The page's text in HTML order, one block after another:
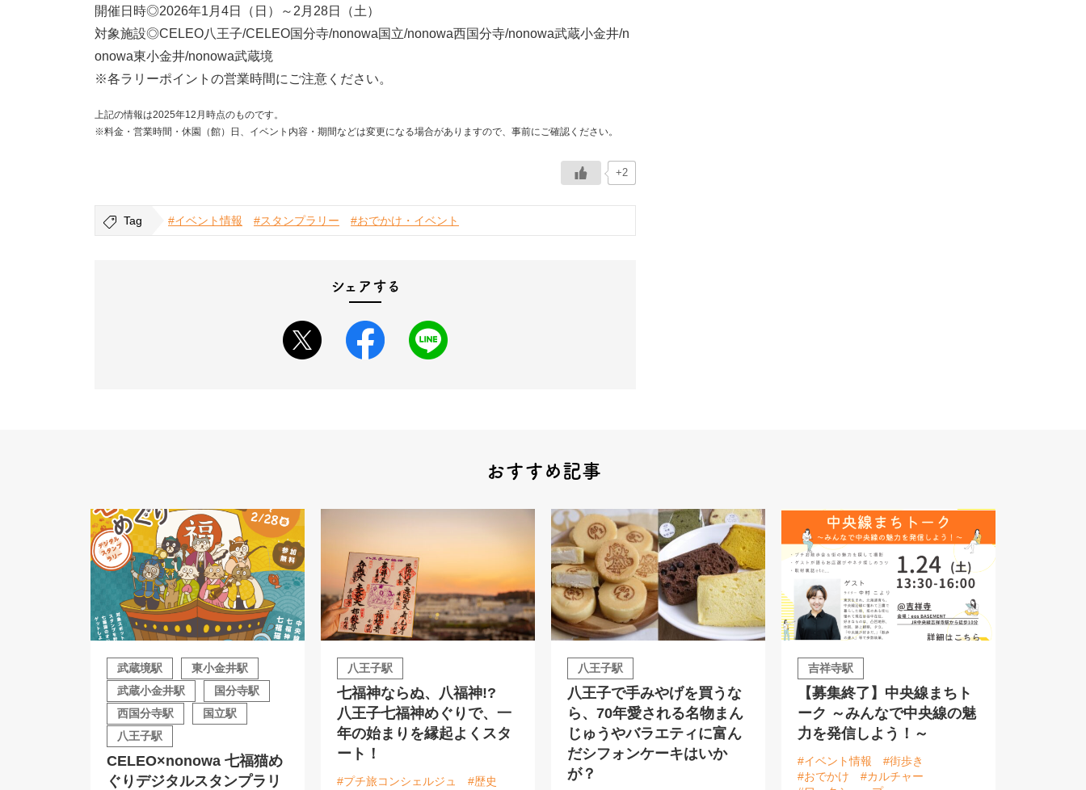
開催日時◎2026年1月4日（日）～2月28日（土）
対象施設◎CELEO八王子/CELEO国分寺/nonowa国立/nonowa西国分寺/nonowa武蔵小金井/n
onowa東小金井/nonowa武蔵境
※各ラリーポイントの営業時間にご注意ください。
上記の情報は2025年12月時点のものです。
※料金・営業時間・休園（館）日、イベント内容・期間などは変更になる場合がありますので、事前にご確認ください。
+2
Tag #イベント情報 #スタンプラリー #おでかけ・イベント
シェアする
おすすめ記事
武蔵境駅
東小金井駅
武蔵小金井駅
国分寺駅
西国分寺駅
国立駅
八王子駅
CELEO×nonowa 七福猫め
ぐりデジタルスタンプラリ
八王子駅
七福神ならぬ、八福神!?
八王子七福神めぐりで、一
年の始まりを縁起よくスタ
ート！
#プチ旅コンシェルジュ
#歴史
八王子駅
八王子で手みやげを買うな
ら、70年愛される名物まん
じゅうやバラエティに富ん
だシフォンケーキはいか
が？
吉祥寺駅
【募集終了】中央線まちト
ーク ～みんなで中央線の魅
力を発信しよう！～
#イベント情報
#街歩き
#おでかけ
#カルチャー